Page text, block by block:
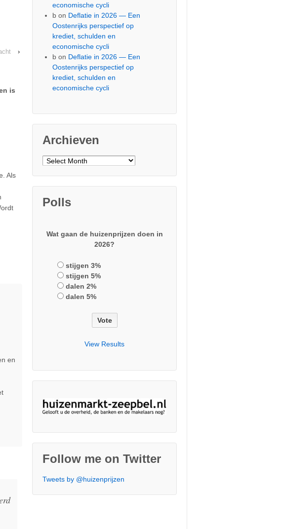
›
is
Als
en
economische cycli
b on Deflatie in 2026 — Een
Oostenrijks perspectief op
krediet, schulden en
economische cycli
b on Deflatie in 2026 — Een
Oostenrijks perspectief op
krediet, schulden en
economische cycli
Archieven
Archieven
Polls
Wat gaan de huizenprijzen doen in
2026?
stijgen 3%
stijgen 5%
dalen 2%
dalen 5%
View Results
Follow me on Twitter
Tweets by @huizenprijzen